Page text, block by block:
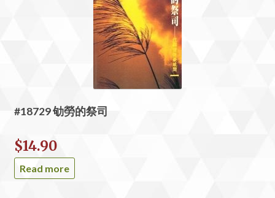
#18729 劬勞的祭司
$14.90
Read more